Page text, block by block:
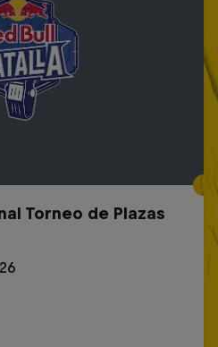
Torneo de Plazas